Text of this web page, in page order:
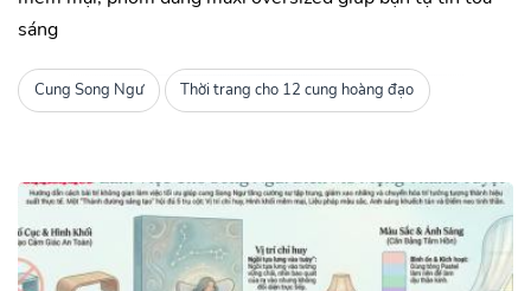
sáng
Cung Song Ngư Thời trang cho 12 cung hoàng đạo